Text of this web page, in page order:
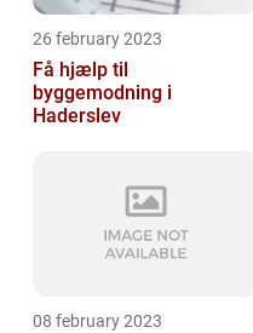
26 february 2023
Få hjælp til
byggemodning i
Haderslev
08 february 2023